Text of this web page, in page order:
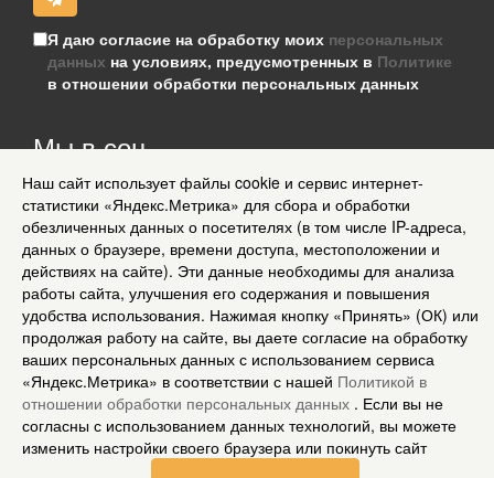
Я даю согласие на обработку моих персональных
данных на условиях, предусмотренных в Политике
в отношении обработки персональных данных
Мы в соц
сетях
Информация для клиентов
Согласие на обработку персональных данных
О нас
Доставка
Политика конфиденциальности и защита информации
Условия соглашения
Контакты
Карта сайта
Рассылка
© 2018-2026 Stylecard.su. Все права защищены.
Наш сайт использует файлы cookie и сервис интернет-
статистики «Яндекс.Метрика» для сбора и обработки
обезличенных данных о посетителях (в том числе IP-адреса,
данных о браузере, времени доступа, местоположении и
действиях на сайте). Эти данные необходимы для анализа
работы сайта, улучшения его содержания и повышения
удобства использования. Нажимая кнопку «Принять» (ОК) или
продолжая работу на сайте, вы даете согласие на обработку
ваших персональных данных с использованием сервиса
«Яндекс.Метрика» в соответствии с нашей Политикой в
отношении обработки персональных данных . Если вы не
согласны с использованием данных технологий, вы можете
изменить настройки своего браузера или покинуть сайт